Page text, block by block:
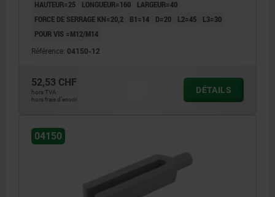
HAUTEUR=25
LONGUEUR=160
LARGEUR=40
FORCE DE SERRAGE KN=20,2
B1=14 D=20 L2=45
L3=30
POUR VIS =M12/M14
Référence: 04150-12
52,53 CHF
hors TVA
hors frais d’envoi
DÉTAILS
04150